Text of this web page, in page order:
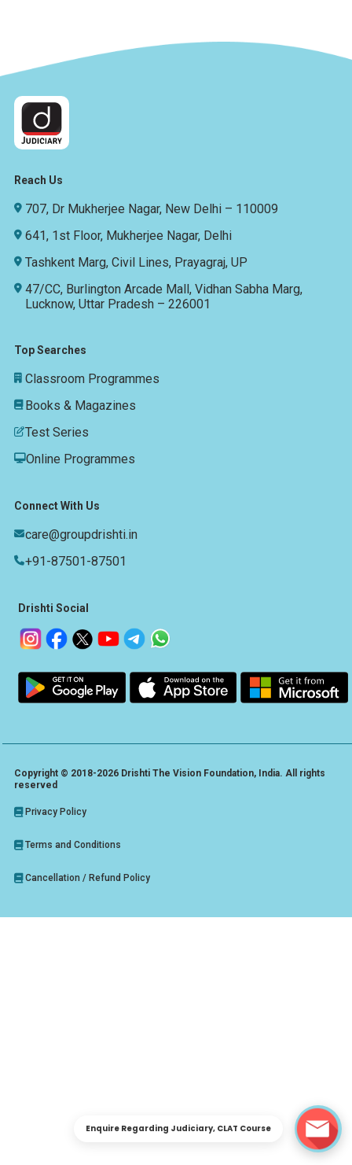
Reach Us
707, Dr Mukherjee Nagar, New Delhi – 110009
641, 1st Floor, Mukherjee Nagar, Delhi
Tashkent Marg, Civil Lines, Prayagraj, UP
47/CC, Burlington Arcade Mall, Vidhan Sabha Marg,
Lucknow, Uttar Pradesh – 226001
Top Searches
Classroom Programmes
Books & Magazines
Test Series
Online Programmes
Connect With Us
care@groupdrishti.in
+91-87501-87501
Drishti Social
Copyright © 2018-2026 Drishti The Vision Foundation, India. All rights
reserved
Privacy Policy
Terms and Conditions
Cancellation / Refund Policy
👋 Hi! Welcome to Drishti Judiciary.